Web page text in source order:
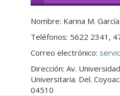
Nombre: Karina M.
Teléfonos: 5622 2341,
Correo electrónico:
Dirección: Av.
Universitaria. Del.
04510